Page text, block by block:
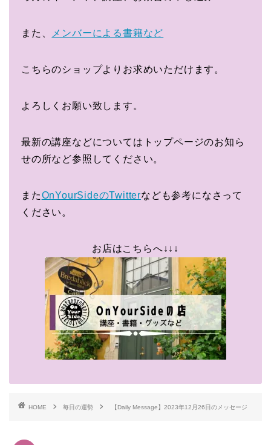
また、 メンバーによる書籍など
こちらのショップよりお求めいただけます。
よろしくお願い致します。
最新の講座などについてはトップページのお知ら
せの所など参照してください。
またOnYourSideのTwitterなども参考になさって
ください。
お店はこちらへ↓↓↓
HOME 毎日の運勢 【Daily Message】2023年12月26日のメッセージ